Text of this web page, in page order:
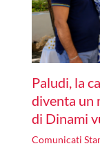
Paludi, la
diventa un
di Dinami
Comunicati